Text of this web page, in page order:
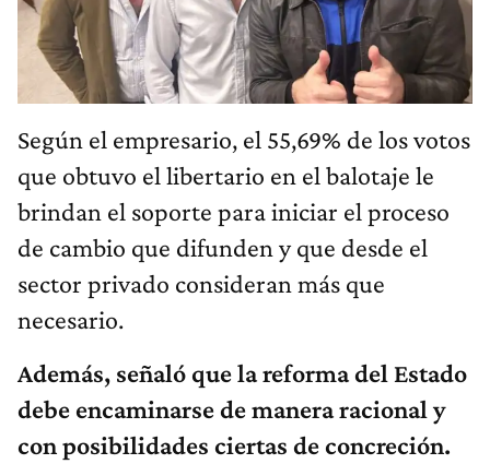
Según el empresario, el 55,69% de los votos
que obtuvo el libertario en el balotaje le
brindan el soporte para iniciar el proceso
de cambio que difunden y que desde el
sector privado consideran más que
necesario.
Además, señaló que la reforma del Estado
debe encaminarse de manera racional y
con posibilidades ciertas de concreción.